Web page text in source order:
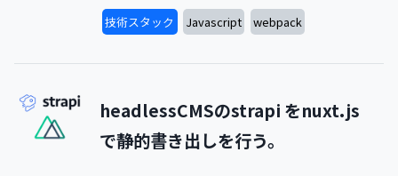
技術スタック Javascript webpack
headlessCMSのstrapi をnuxt.js
で静的書き出しを行う。